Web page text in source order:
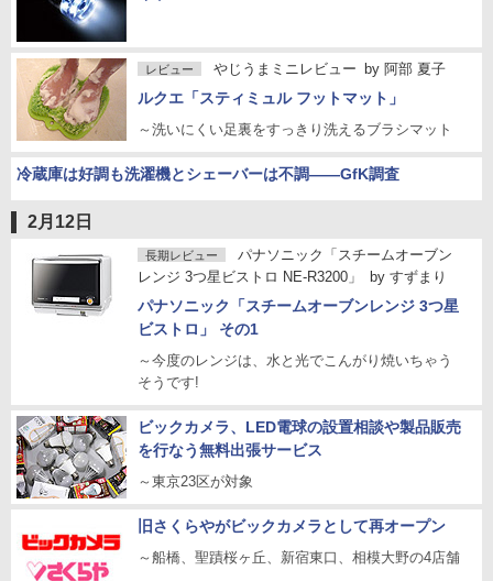
レビュー やじうまミニレビュー by 阿部 夏子
ルクエ「スティミュル フットマット」
～洗いにくい足裏をすっきり洗えるブラシマット
冷蔵庫は好調も洗濯機とシェーバーは不調――GfK調査
2月12日
長期レビュー
パナソニック「スチームオーブン
レンジ 3つ星ビストロ NE-R3200」
by すずまり
パナソニック「スチームオーブンレンジ 3つ星
ビストロ」 その1
～今度のレンジは、水と光でこんがり焼いちゃう
そうです!
ビックカメラ、LED電球の設置相談や製品販売
を行なう無料出張サービス
～東京23区が対象
旧さくらやがビックカメラとして再オープン
～船橋、聖蹟桜ヶ丘、新宿東口、相模大野の4店舗